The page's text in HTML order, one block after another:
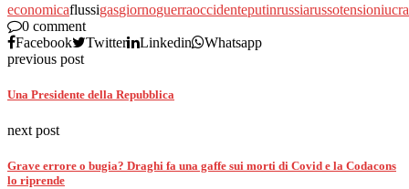
economicaflussigasgiornoguerraoccidenteputinrussiarussotensioni
0 comment
Facebook
Twitter Linkedin
Whatsapp
previous post
Una Presidente della Repubblica
next post
Grave errore o bugia? Draghi fa una gaffe sui morti di Covid e la Codacons
lo riprende